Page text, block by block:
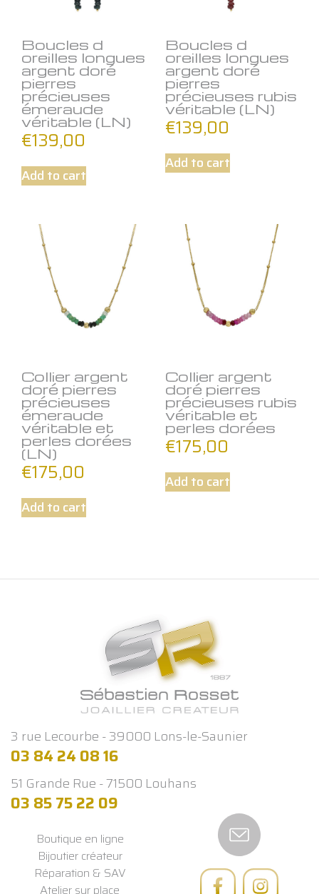
Boucles d
oreilles longues
argent doré
pierres
précieuses
émeraude
véritable (LN)
€139,00
Add to cart
Boucles d
oreilles longues
argent doré
pierres
précieuses rubis
véritable (LN)
€139,00
Add to cart
Collier argent
doré pierres
précieuses
émeraude
véritable et
perles dorées
(LN)
€175,00
Add to cart
Collier argent
doré pierres
précieuses rubis
véritable et
perles dorées
€175,00
Add to cart
Boutique en ligne
Bijoutier créateur
Réparation & SAV
Atelier sur place
3 rue Lecourbe - 39000 Lons-le-Saunier
03 84 24 08 16
51 Grande Rue - 71500 Louhans
03 85 75 22 09